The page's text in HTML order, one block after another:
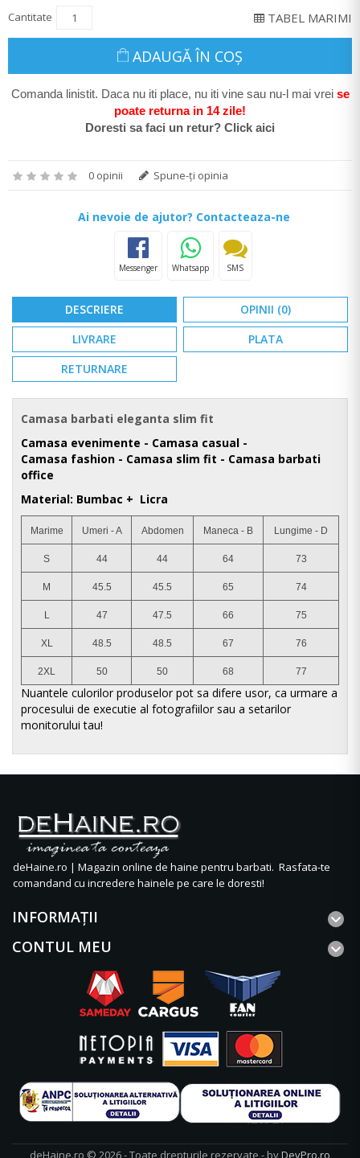
Cantitate TABEL MARIMI
ADAUGĂ ÎN COŞ
Comanda linistit. Daca nu iti place, nu iti vine sau nu-l mai vrei se
poate returna in 14 zile!
Doresti sa faci un retur? Click aici
0 opinii Spune-ţi opinia
Ai nevoie de ajutor? Contacteaza-ne
Messenger Whatsapp SMS
DESCRIERE
OPINII (0)
LIVRARE
PLATA
RETURNARE
Camasa barbati eleganta slim fit
Camasa evenimente - Camasa casual -
Camasa fashion - Camasa slim fit - Camasa barbati
office
Material: Bumbac + Licra
Marime Umeri - A Abdomen Maneca - B Lungime - D
S 44 44 64 73
M 45.5 45.5 65 74
L 47 47.5 66 75
XL 48.5 48.5 67 76
2XL 50 50 68 77
Nuantele culorilor produselor pot sa difere usor, ca urmare a
procesului de executie al fotografiilor sau a setarilor
monitorului tau!
deHaine.ro | Magazin online de haine pentru barbati. Rasfata-te
comandand cu incredere hainele pe care le doresti!
INFORMAŢII
CONTUL MEU
deHaine.ro © 2026 - Toate drepturile rezervate - byDevPro.ro